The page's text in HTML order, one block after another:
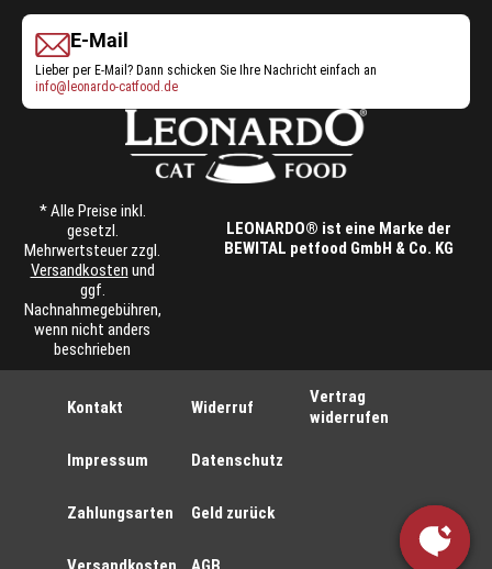
E-Mail
Lieber per E-Mail? Dann schicken Sie Ihre Nachricht einfach an
info@leonardo-catfood.de
* Alle Preise inkl.
gesetzl.
Mehrwertsteuer zzgl.
Versandkosten und
ggf.
Nachnahmegebühren,
wenn nicht anders
beschrieben
LEONARDO® ist eine Marke der
BEWITAL petfood GmbH & Co. KG
Kontakt
Impressum
Zahlungsarten
Widerruf
Datenschutz
Geld zurück
Vertrag
widerrufen